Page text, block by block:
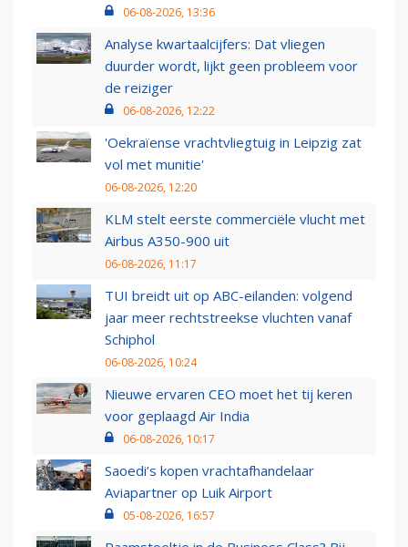
06-08-2026, 13:36
Analyse kwartaalcijfers: Dat vliegen
duurder wordt, lijkt geen probleem voor
de reiziger
06-08-2026, 12:22
'Oekraïense vrachtvliegtuig in Leipzig zat
vol met munitie'
06-08-2026, 12:20
KLM stelt eerste commerciële vlucht met
Airbus A350-900 uit
06-08-2026, 11:17
TUI breidt uit op ABC-eilanden: volgend
jaar meer rechtstreekse vluchten vanaf
Schiphol
06-08-2026, 10:24
Nieuwe ervaren CEO moet het tij keren
voor geplaagd Air India
06-08-2026, 10:17
Saoedi’s kopen vrachtafhandelaar
Aviapartner op Luik Airport
05-08-2026, 16:57